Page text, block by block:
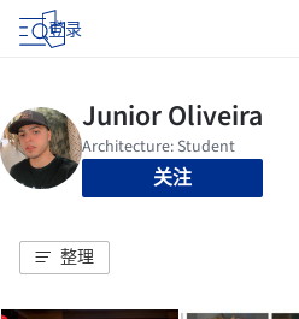
登录
关注
整理